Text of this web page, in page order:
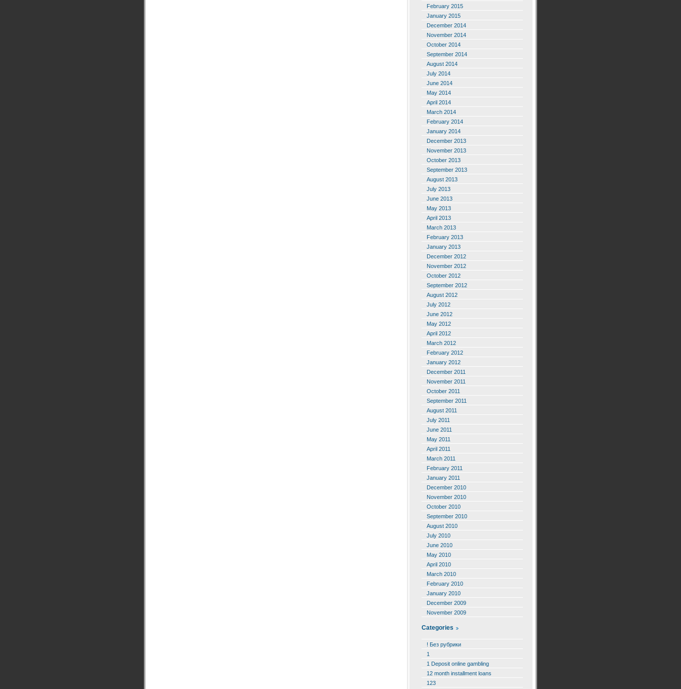
February 2015
January 2015
December 2014
November 2014
October 2014
September 2014
August 2014
July 2014
June 2014
May 2014
April 2014
March 2014
February 2014
January 2014
December 2013
November 2013
October 2013
September 2013
August 2013
July 2013
June 2013
May 2013
April 2013
March 2013
February 2013
January 2013
December 2012
November 2012
October 2012
September 2012
August 2012
July 2012
June 2012
May 2012
April 2012
March 2012
February 2012
January 2012
December 2011
November 2011
October 2011
September 2011
August 2011
July 2011
June 2011
May 2011
April 2011
March 2011
February 2011
January 2011
December 2010
November 2010
October 2010
September 2010
August 2010
July 2010
June 2010
May 2010
April 2010
March 2010
February 2010
January 2010
December 2009
November 2009
Categories
! Без рубрики
1
1 Deposit online gambling
12 month installment loans
123